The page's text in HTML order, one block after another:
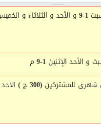
من كل اسبوع
(300 ج ) الأحد 2-4 م